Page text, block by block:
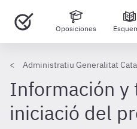
Oposiciones
Administratiu Generalitat
Información y
iniciació del